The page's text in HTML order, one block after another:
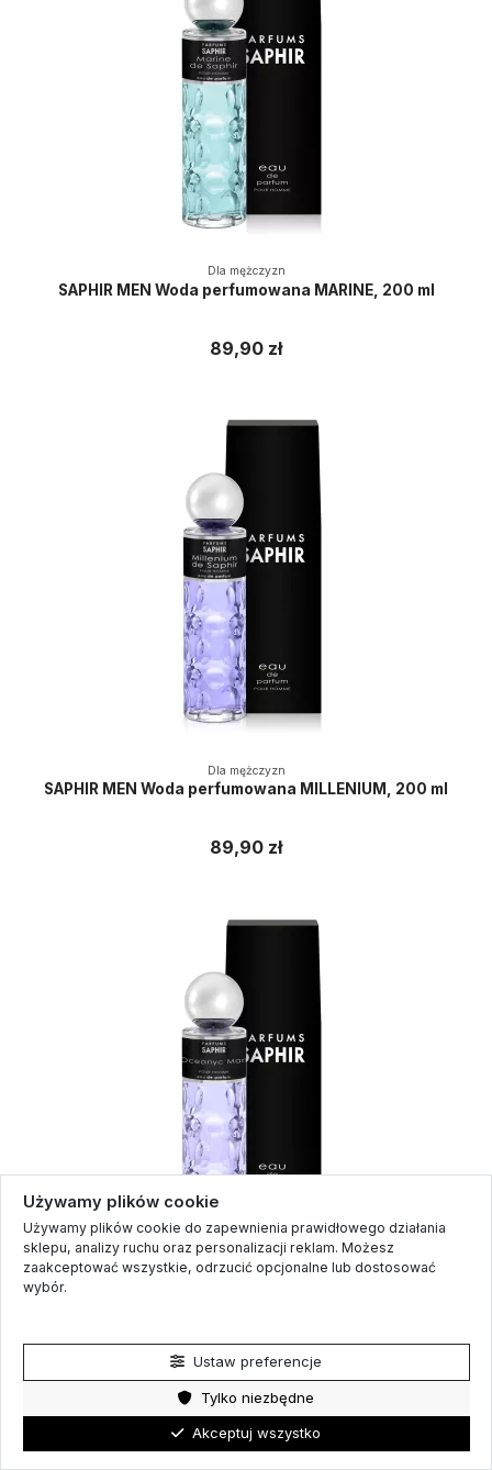
Dla mężczyzn
SAPHIR MEN Woda perfumowana MARINE, 200 ml
89,90 zł
Dla mężczyzn
SAPHIR MEN Woda perfumowana MILLENIUM, 200 ml
89,90 zł
Dla mężczyzn
SAPHIR MEN Woda perfumowana OCEANYC, 200 ml
89,90 zł
Używamy plików cookie
Używamy plików cookie do zapewnienia prawidłowego działania
sklepu, analizy ruchu oraz personalizacji reklam. Możesz
zaakceptować wszystkie, odrzucić opcjonalne lub dostosować
wybór.
Ustaw preferencje
Tylko niezbędne
Akceptuj wszystko